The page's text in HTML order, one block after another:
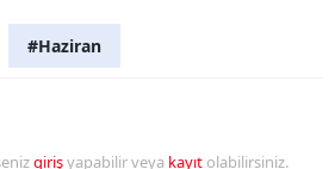
Sakarya
#Haziran
girişyapabilir veya kayıt olabilirsiniz.